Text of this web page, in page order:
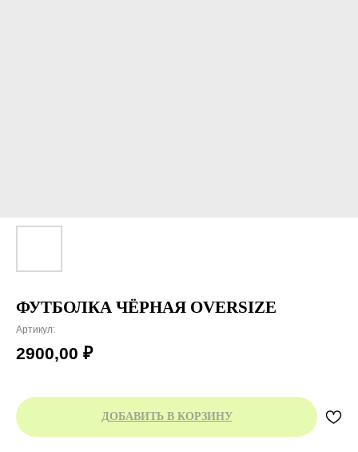
ФУТБОЛКА ЧЁРНАЯ OVERSIZE
Артикул:
2900,00 ₽
ДОБАВИТЬ В КОРЗИНУ